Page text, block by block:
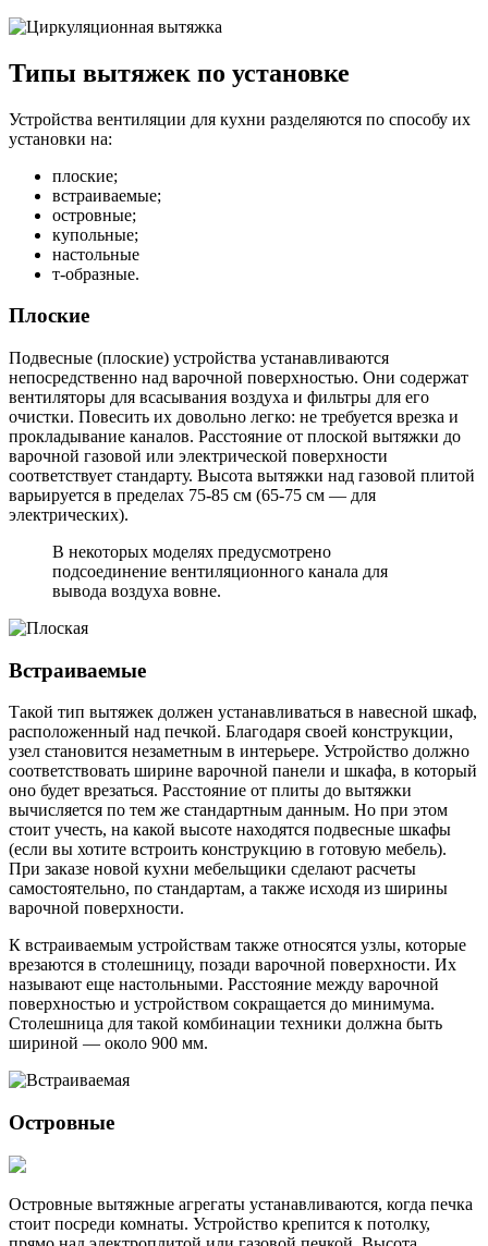
Типы вытяжек по установке
Устройства вентиляции для кухни разделяются по способу их
установки на:
плоские;
встраиваемые;
островные;
купольные;
настольные
т-образные.
Плоские
Подвесные (плоские) устройства устанавливаются
непосредственно над варочной поверхностью. Они содержат
вентиляторы для всасывания воздуха и фильтры для его
очистки. Повесить их довольно легко: не требуется врезка и
прокладывание каналов. Расстояние от плоской вытяжки до
варочной газовой или электрической поверхности
соответствует стандарту. Высота вытяжки над газовой плитой
варьируется в пределах 75-85 см (65-75 см — для
электрических).
В некоторых моделях предусмотрено
подсоединение вентиляционного канала для
вывода воздуха вовне.
Встраиваемые
Такой тип вытяжек должен устанавливаться в навесной шкаф,
расположенный над печкой. Благодаря своей конструкции,
узел становится незаметным в интерьере. Устройство должно
соответствовать ширине варочной панели и шкафа, в который
оно будет врезаться. Расстояние от плиты до вытяжки
вычисляется по тем же стандартным данным. Но при этом
стоит учесть, на какой высоте находятся подвесные шкафы
(если вы хотите встроить конструкцию в готовую мебель).
При заказе новой кухни мебельщики сделают расчеты
самостоятельно, по стандартам, а также исходя из ширины
варочной поверхности.
К встраиваемым устройствам также относятся узлы, которые
врезаются в столешницу, позади варочной поверхности. Их
называют еще настольными. Расстояние между варочной
поверхностью и устройством сокращается до минимума.
Столешница для такой комбинации техники должна быть
шириной — около 900 мм.
Островные
Островные вытяжные агрегаты устанавливаются, когда печка
стоит посреди комнаты. Устройство крепится к потолку,